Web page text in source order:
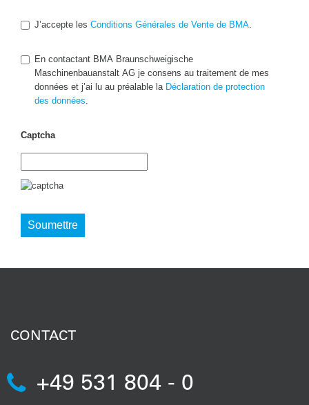
J’accepte les Conditions Générales de Vente de BMA.
En contactant BMA Braunschweigische
Maschinenbauanstalt AG je consens au traitement de mes
données et j’ai lu au préalable la Déclaration de protection
des données.
Captcha
CONTACT
+49 531 804 - 0